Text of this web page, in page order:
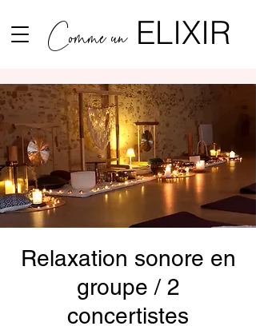
Comme un ELIXIR
Relaxation sonore en
groupe / 2
concertistes